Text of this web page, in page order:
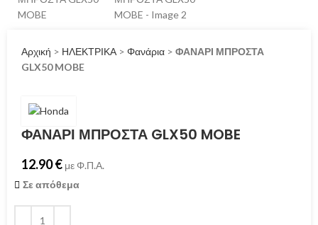
Αρχική > ΗΛΕΚΤΡΙΚΑ > Φανάρια > ΦΑΝΑΡΙ ΜΠΡΟΣΤΑ
GLX50 MOBE
ΦΑΝΑΡΙ ΜΠΡΟΣΤΑ GLX50 MOBE
12.90€ με Φ.Π.Α.
Σε απόθεμα